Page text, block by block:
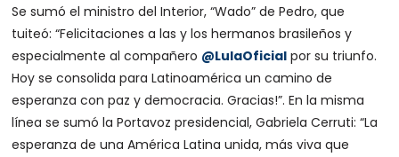
Se sumó el ministro del Interior, “Wado” de Pedro, que
tuiteó: “Felicitaciones a las y los hermanos brasileños y
especialmente al compañero @LulaOficial por su triunfo.
Hoy se consolida para Latinoamérica un camino de
esperanza con paz y democracia. Gracias!”. En la misma
línea se sumó la Portavoz presidencial, Gabriela Cerruti: “La
esperanza de una América Latina unida, más viva que